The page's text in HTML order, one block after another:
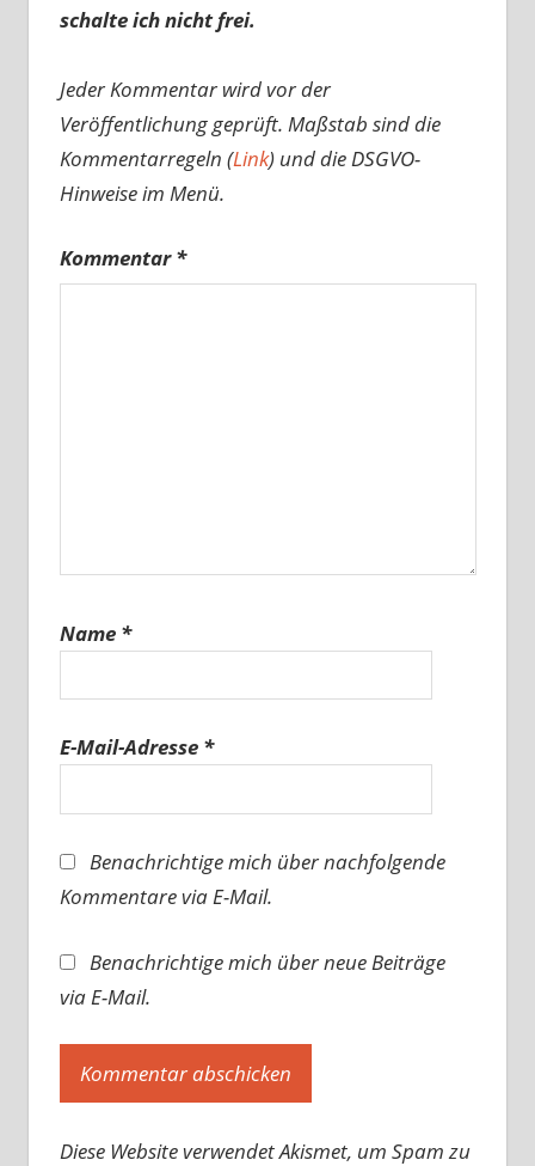
schalte ich nicht frei.
Jeder Kommentar wird vor der
Veröffentlichung geprüft. Maßstab sind die
Kommentarregeln (Link) und die DSGVO-
Hinweise im Menü.
Kommentar*
Name *
E-Mail-Adresse *
Benachrichtige mich über nachfolgende
Kommentare via E-Mail.
Benachrichtige mich über neue Beiträge
via E-Mail.
Diese Website verwendet Akismet, um Spam zu